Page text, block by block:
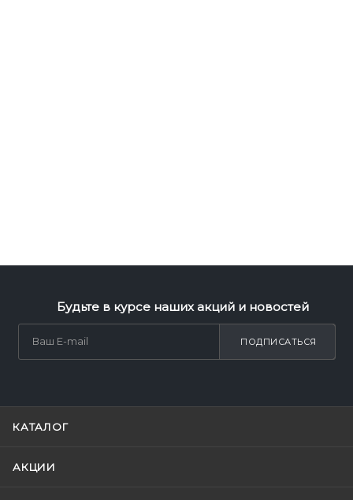
Будьте в курсе наших акций и новостей
ПОДПИСАТЬСЯ
КАТАЛОГ
АКЦИИ